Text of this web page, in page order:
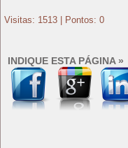
Visitas: 1513 | Pontos: 0
INDIQUE ESTA PÁGINA »